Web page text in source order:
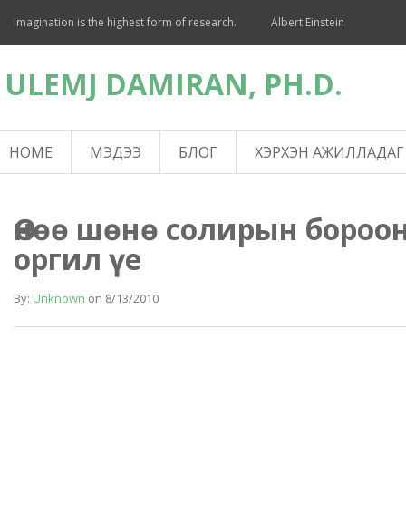
Imagination is the highest form of research. Albert Einstein
ULEMJ DAMIRAN, PH.D.
HOME МЭДЭЭ БЛОГ ХЭРХЭН АЖИЛЛАДАГ
Өнөө шөнө солирын
оргил үе
By: Unknown on 8/13/2010